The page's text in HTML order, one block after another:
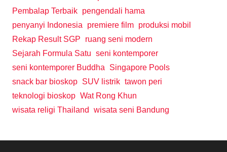
Pembalap Terbaik pengendali hama
penyanyi Indonesia
premiere film produksi mobil
Rekap Result SGP
ruang seni modern
Sejarah Formula Satu seni kontemporer
seni kontemporer Buddha
Singapore Pools
snack bar bioskop SUV listrik tawon peri
teknologi bioskop Wat Rong Khun
wisata religi Thailand
wisata seni Bandung